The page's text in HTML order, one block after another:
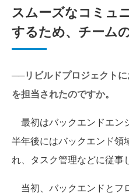
スムーズなコミュ
するため、チーム
──リビルドプロジェクト
を担当されたのですか。
最初はバックエンドエン
半年後にはバックエンド領
れ、タスク管理などに従事
当初、バックエンドとフ